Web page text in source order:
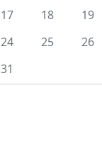
17
18 19
24
25 26
31